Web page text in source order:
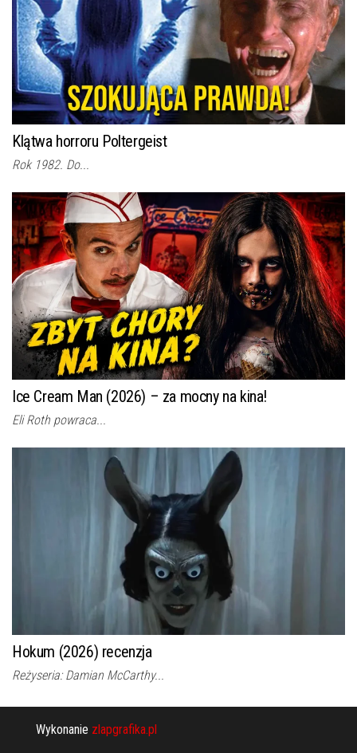
Klątwa horroru Poltergeist
Rok 1982. Do...
Ice Cream Man (2026) – za mocny na kina!
Eli Roth powraca...
Hokum (2026) recenzja
Reżyseria: Damian McCarthy...
Wykonanie zlapgrafika.pl